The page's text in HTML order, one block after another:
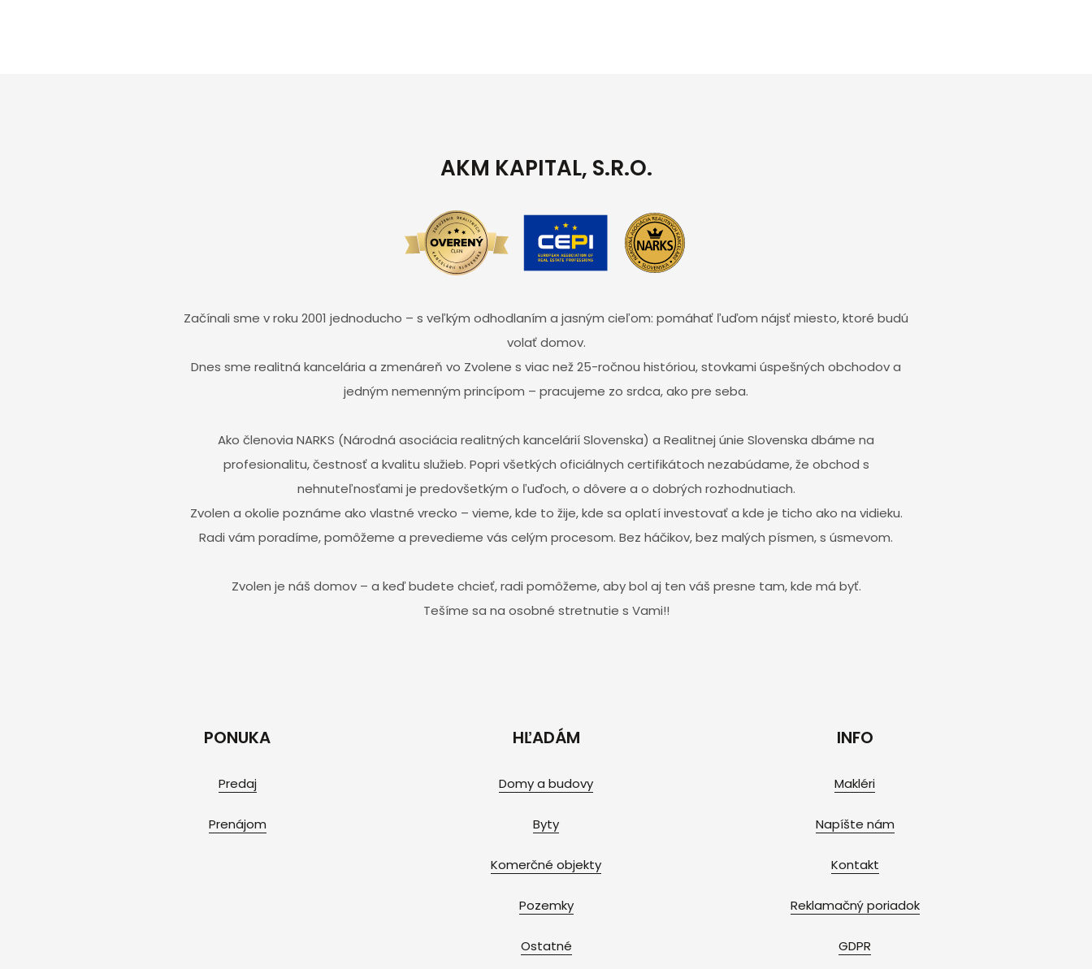
AKM KAPITAL, S.R.O.
Začínali sme v roku 2001 jednoducho – s veľkým odhodlaním a jasným cieľom: pomáhať ľuďom nájsť miesto, ktoré budú
volať domov.
Dnes sme realitná kancelária a zmenáreň vo Zvolene s viac než 25-ročnou históriou, stovkami úspešných obchodov a
jedným nemenným princípom – pracujeme zo srdca, ako pre seba.
Ako členovia NARKS (Národná asociácia realitných kancelárií Slovenska) a Realitnej únie Slovenska dbáme na
profesionalitu, čestnosť a kvalitu služieb. Popri všetkých oficiálnych certifikátoch nezabúdame, že obchod s
nehnuteľnosťami je predovšetkým o ľuďoch, o dôvere a o dobrých rozhodnutiach.
Zvolen a okolie poznáme ako vlastné vrecko – vieme, kde to žije, kde sa oplatí investovať a kde je ticho ako na vidieku.
Radi vám poradíme, pomôžeme a prevedieme vás celým procesom. Bez háčikov, bez malých písmen, s úsmevom.
Zvolen je náš domov – a keď budete chcieť, radi pomôžeme, aby bol aj ten váš presne tam, kde má byť.
Tešíme sa na osobné stretnutie s Vami!!
PONUKA
Predaj
Prenájom
HĽADÁM
Domy a budovy
Byty
Komerčné objekty
Pozemky
Ostatné
INFO
Makléri
Napíšte nám
Kontakt
Reklamačný poriadok
GDPR